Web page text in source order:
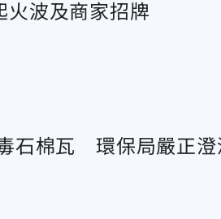
波及商家招牌
石棉瓦 環保局嚴正澄